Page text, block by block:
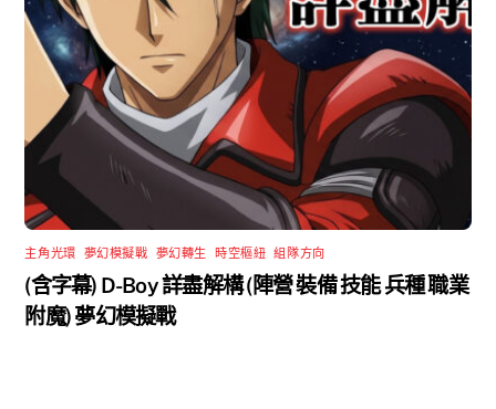
主角光環 夢幻模擬戰 夢幻轉生 ,時空樞紐 ,組隊方向
(含字幕) D-Boy 詳盡解構 (陣營 裝備 技能 兵種 職業
附魔) 夢幻模擬戰